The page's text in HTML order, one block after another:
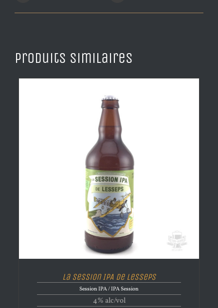
Produits similaires
La Session IPA de Lesseps
Session IPA / IPA Session
4% alc/vol